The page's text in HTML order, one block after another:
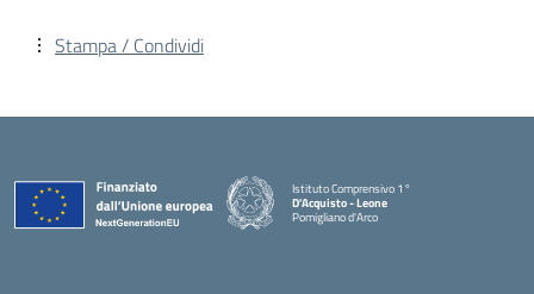
Stampa / Condividi
Istituto Comprensivo 1°
D'Acquisto - Leone
Pomigliano d'Arco
— Visita la pagina iniziale della scuola